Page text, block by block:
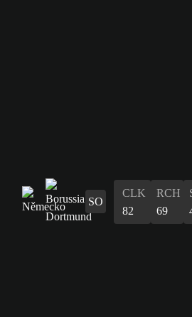
SO
CLK
82
RCH
69